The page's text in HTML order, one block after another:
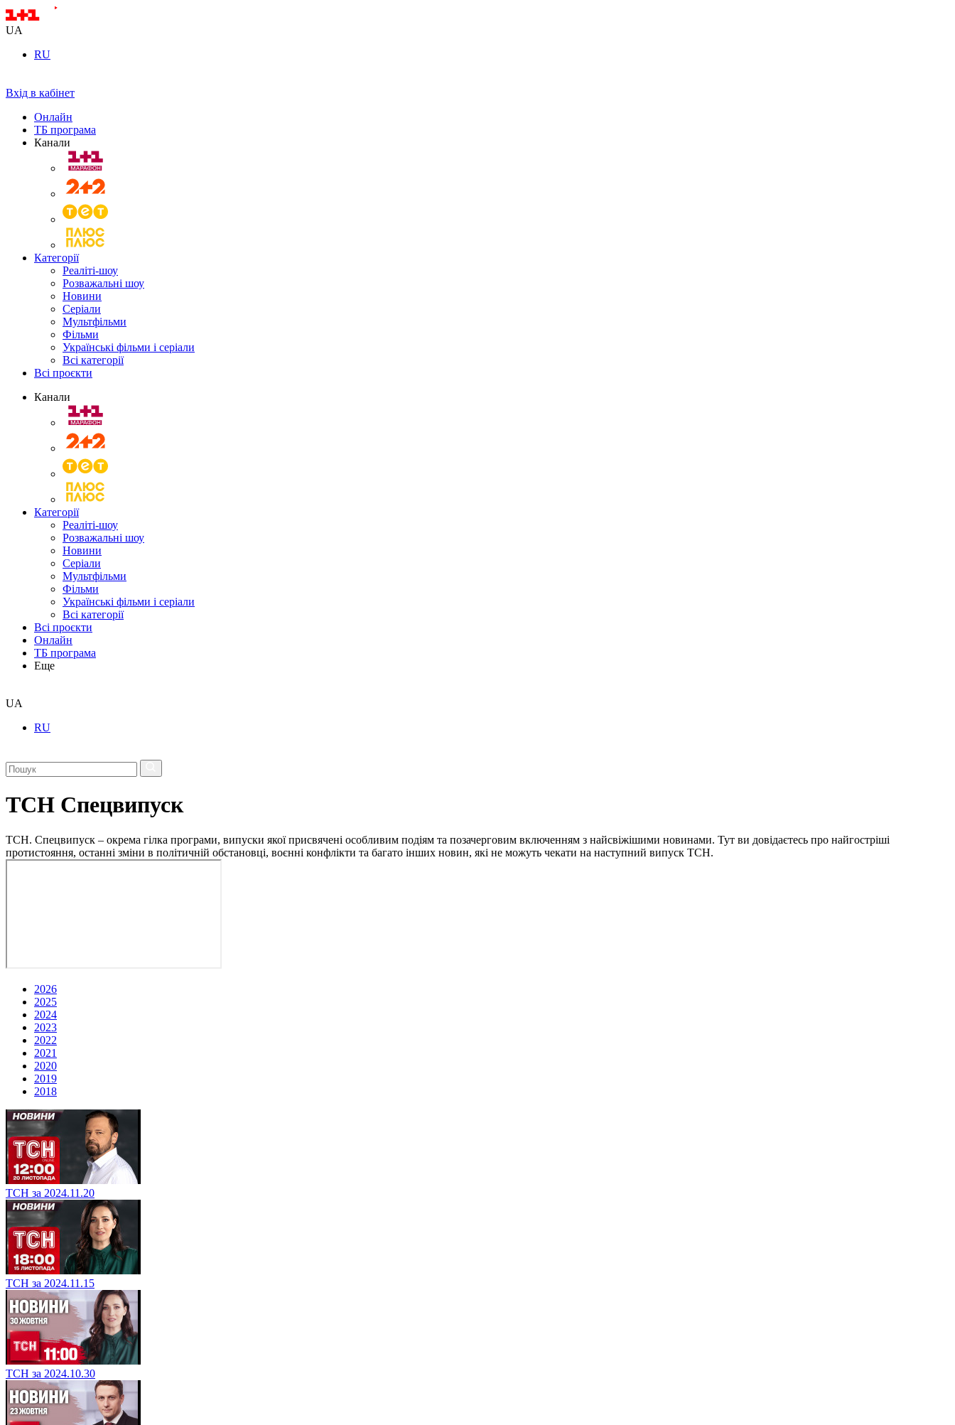
UA
RU
Вхід в кабінет
Онлайн
ТБ програма
Канали
Категорії
Реаліті-шоу
Розважальні шоу
Новини
Серіали
Мультфільми
Фільми
Українські фільми і серіали
Всі категорії
Всі проєкти
Канали
Категорії
Реаліті-шоу
Розважальні шоу
Новини
Серіали
Мультфільми
Фільми
Українські фільми і серіали
Всі категорії
Всі проєкти
Онлайн
ТБ програма
Еще
UA
RU
ТСН Спецвипуск
ТСН. Спецвипуск – окрема гілка програми, випуски якої присвячені особливим подіям та позачерговим включенням з найсвіжішими новинами. Тут ви довідаєтесь про найгостріші
протистояння, останні зміни в політичній обстановці, воєнні конфлікти та багато інших новин, які не можуть чекати на наступний випуск ТСН.
2026
2025
2024
2023
2022
2021
2020
2019
2018
ТСН за 2024.11.20
ТСН за 2024.11.15
ТСН за 2024.10.30